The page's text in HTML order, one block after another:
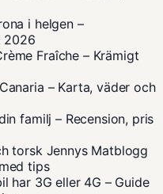
i helgen –
2026
Fraîche – Krämigt
– Karta, väder och
familj – Recension, pris
torsk Jennys Matblogg
tips
har 3G eller 4G – Guide